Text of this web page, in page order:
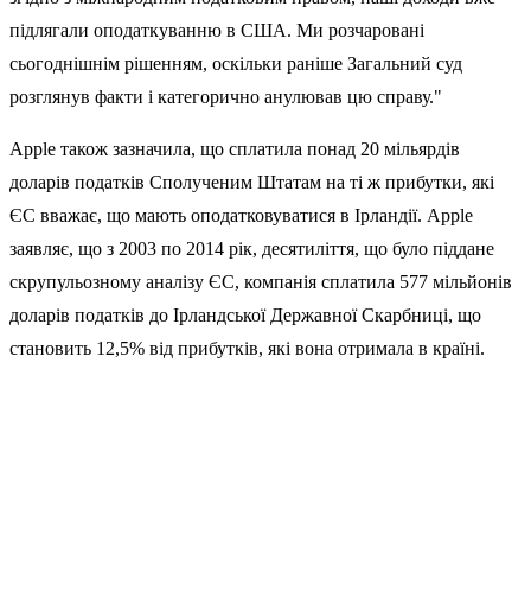
підлягали оподаткуванню в США. Ми розчаровані
сьогоднішнім рішенням, оскільки раніше Загальний суд
розглянув факти і категорично анулював цю справу."
Apple також зазначила, що сплатила понад 20 мільярдів
доларів податків Сполученим Штатам на ті ж прибутки, які
ЄС вважає, що мають оподатковуватися в Ірландії. Apple
заявляє, що з 2003 по 2014 рік, десятиліття, що було піддане
скрупульозному аналізу ЄС, компанія сплатила 577 мільйонів
доларів податків до Ірландської Державної Скарбниці, що
становить 12,5% від прибутків, які вона отримала в країні.